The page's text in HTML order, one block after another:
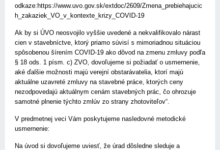
odkaze:https://www.uvo.gov.sk/extdoc/2609/Zmena_prebiehajucic
h_zakaziek_VO_v_kontexte_krizy_COVID-19
Ak by si ÚVO neosvojilo vyššie uvedené a nekvalifikovalo nárast
cien v stavebníctve, ktorý priamo súvisí s mimoriadnou situáciou
spôsobenou šírením COVID-19 ako dôvod na zmenu zmluvy podľa
§ 18 ods. 1 písm. c) ZVO, dovoľujeme si požiadať o usmernenie,
aké ďalšie možnosti majú verejní obstarávatelia, ktorí majú
aktuálne uzavreté zmluvy na stavebné práce, ktorých ceny
nezodpovedajú aktuálnym cenám stavebných prác, čo ohrozuje
samotné plnenie týchto zmlúv zo strany zhotoviteľov“.
V predmetnej veci Vám poskytujeme nasledovné metodické
usmernenie:
Na úvod si dovoľujeme uviesť, že úrad dôsledne sleduje a